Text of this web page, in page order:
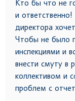
Кто бы что не
и
директора
Чтобы не было
инспекциями и
внести смуту в
коллективом и
проблем с